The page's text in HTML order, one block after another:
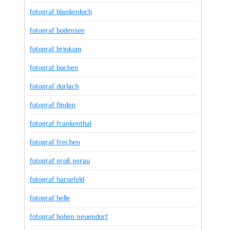
fotograf blankenloch
fotograf bodensee
fotograf brinkum
fotograf buchen
fotograf durlach
fotograf finden
fotograf frankenthal
fotograf frechen
fotograf groß gerau
fotograf harsefeld
fotograf helle
fotograf hohen neuendorf